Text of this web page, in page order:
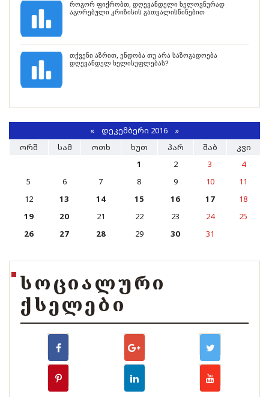
როგორ ფიქრობთ, დღევანდელი ხელოვნურად
აგორებული კრიზისის გათვალისწინებით
თქვენი აზრით, ენდობა თუ არა საზოგადოება
დღევანდელ ხელისუფლებას?
« ᲓᲔᲙᲔᲛᲑᲔᲠᲘ 2016 »
ᲝᲠᲨ
ᲡᲐᲛ ᲝᲗᲮ ᲮᲣᲗ ᲞᲐᲠ ᲨᲐᲑ
ᲙᲕᲘ
1
2 3
4
5
6 7 8 9 10
11
12
13 14 15 16 17
18
19
20 21 22 23 24
25
26
27 28 29 30 31
ᲡᲝᲪᲘᲐᲚᲣᲠᲘ
ᲥᲡᲔᲚᲔᲑᲘ